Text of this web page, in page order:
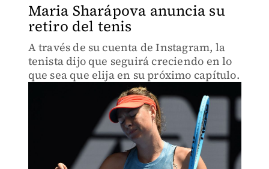
Maria Sharápova anuncia su
retiro del tenis
A través de su cuenta de Instagram, la
tenista dijo que seguirá creciendo en lo
que sea que elija en su próximo capítulo.